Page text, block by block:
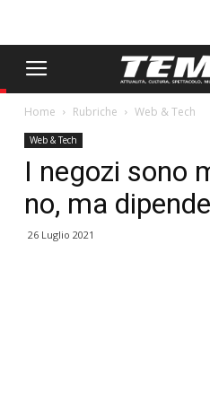
Home Rubriche Web & Tech
Web & Tech
I negozi sono
no, ma dipende
26 Luglio 2021